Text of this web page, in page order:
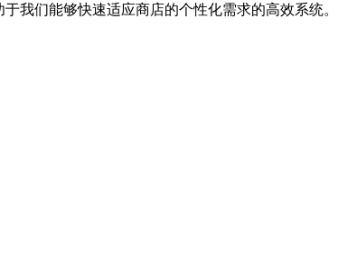
我们能够快速适应商店的个性化需求的高效系统。